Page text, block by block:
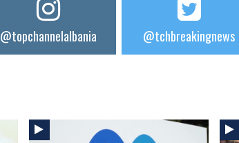
@topchannelalbania @tchbreakingnews